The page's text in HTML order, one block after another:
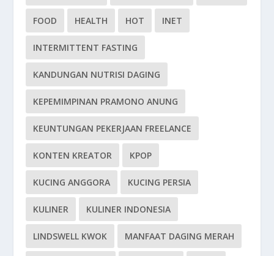
FOOD HEALTH HOT INET
INTERMITTENT FASTING
KANDUNGAN NUTRISI DAGING
KEPEMIMPINAN PRAMONO ANUNG
KEUNTUNGAN PEKERJAAN FREELANCE
KONTEN KREATOR KPOP
KUCING ANGGORA KUCING PERSIA
KULINER KULINER INDONESIA
LINDSWELL KWOK MANFAAT DAGING MERAH